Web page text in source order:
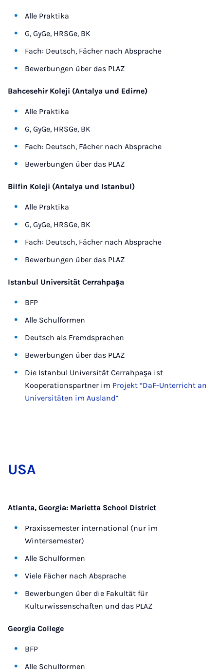
Alle Praktika
G, GyGe, HRSGe, BK
Fach: Deutsch, Fächer nach Absprache
Bewerbungen über das PLAZ
Bahcesehir Koleji (Antalya und Edirne)
Alle Praktika
G, GyGe, HRSGe, BK
Fach: Deutsch, Fächer nach Absprache
Bewerbungen über das PLAZ
Bilfin Koleji (Antalya und Istanbul)
Alle Praktika
G, GyGe, HRSGe, BK
Fach: Deutsch, Fächer nach Absprache
Bewerbungen über das PLAZ
Istanbul Universität Cerrahpaşa
BFP
Alle Schulformen
Deutsch als Fremdsprachen
Bewerbungen über das PLAZ
Die Istanbul Universität Cerrahpaşa ist
Kooperationspartner im Projekt “DaF-Unterricht an
Universitäten im Ausland”
USA
Atlanta, Georgia: Marietta School District
Praxissemester international (nur im
Wintersemester)
Alle Schulformen
Viele Fächer nach Absprache
Bewerbungen über die Fakultät für
Kulturwissenschaften und das PLAZ
Georgia College
BFP
Alle Schulformen